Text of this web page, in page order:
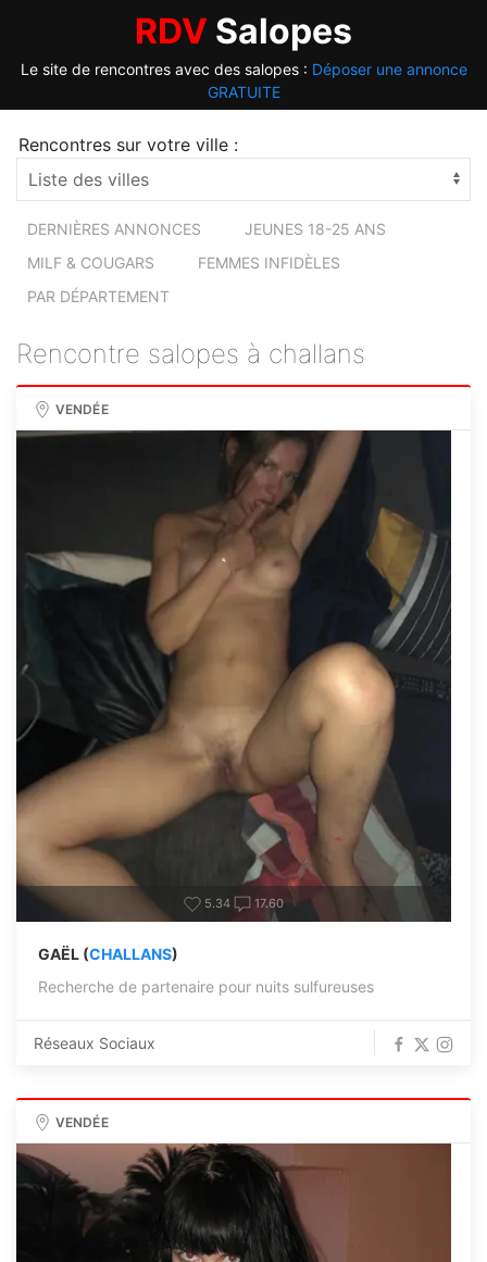
RDV Salopes
Le site de rencontres avec des salopes : Déposer une annonce
GRATUITE
Rencontres sur votre ville :
DERNIÈRES ANNONCES
JEUNES 18-25 ANS
MILF & COUGARS
FEMMES INFIDÈLES
PAR DÉPARTEMENT
Rencontre salopes à challans
VENDÉE
5.34 17.60
GAËL (CHALLANS)
Recherche de partenaire pour nuits sulfureuses
Réseaux Sociaux
VENDÉE